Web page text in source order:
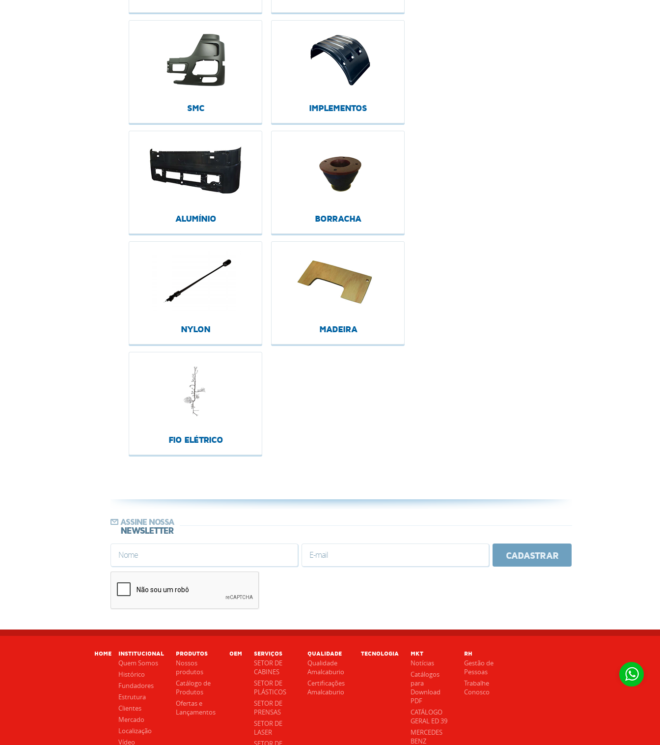
SMC IMPLEMENTOS
ALUMÍNIO BORRACHA
NYLON MADEIRA
FIO ELÉTRICO
CADASTRAR
HOME INSTITUCIONAL
Quem Somos
Histórico
Fundadores
Estrutura
Clientes
Mercado
Localização
Vídeo
PRODUTOS
Nossos
produtos
Catálogo de
Produtos
Ofertas e
Lançamentos
OEM SERVIÇOS
SETOR DE
CABINES
SETOR DE
PLÁSTICOS
SETOR DE
PRENSAS
SETOR DE
LASER
QUALIDADE
Qualidade
Amalcaburio
Certificações
Amalcaburio
TECNOLOGIA MKT
Notícias
Catálogos
para
Download
PDF
CATÁLOGO
GERAL ED 39
MERCEDES
BENZ
RH
Gestão de
Pessoas
Trabalhe
Conosco